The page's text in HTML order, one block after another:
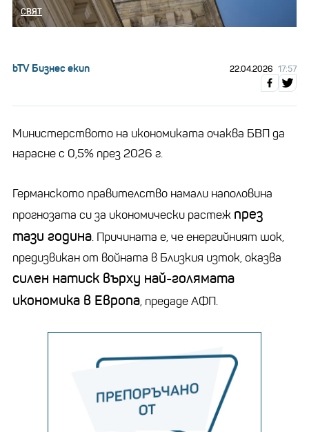
СВЯТ
bTV Бизнес екип 22.04.2026 17:57
Министерството на икономиката очаква БВП да
нарасне с 0,5% през 2026 г.
Германското правителство намали наполовина
прогнозата си за икономически растеж през
тази година. Причината е, че енергийният шок,
предизвикан от войната в Близкия изток, оказва
силен натиск върху най-голямата
икономика в Европа, предаде АФП.